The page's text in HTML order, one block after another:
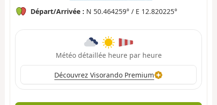
Départ/Arrivée : N 50.464259° / E 12.820225°
Météo détaillée heure par heure
Découvrez Visorando Premium